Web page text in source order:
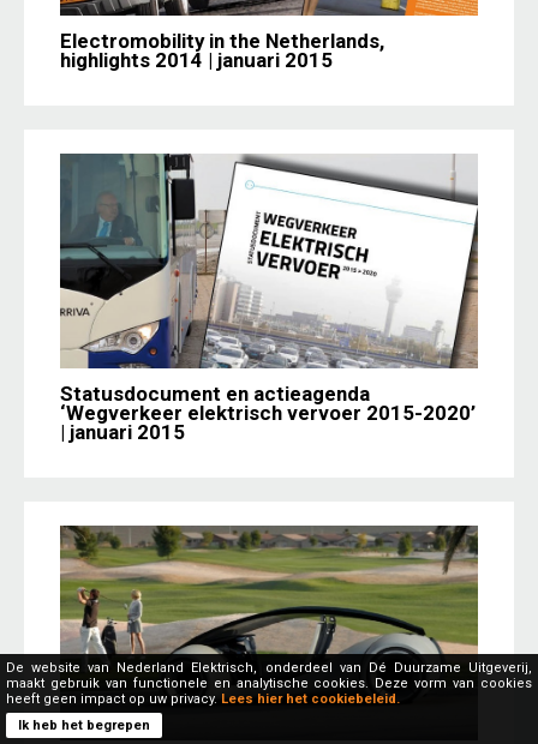
Electromobility in the Netherlands,
highlights 2014 | januari 2015
Statusdocument en actieagenda
‘Wegverkeer elektrisch vervoer 2015-2020’
| januari 2015
De website van Nederland Elektrisch, onderdeel van Dé Duurzame Uitgeverij,
maakt gebruik van functionele en analytische cookies. Deze vorm van cookies
heeft geen impact op uw privacy. Lees hier het cookiebeleid.
Ik heb het begrepen